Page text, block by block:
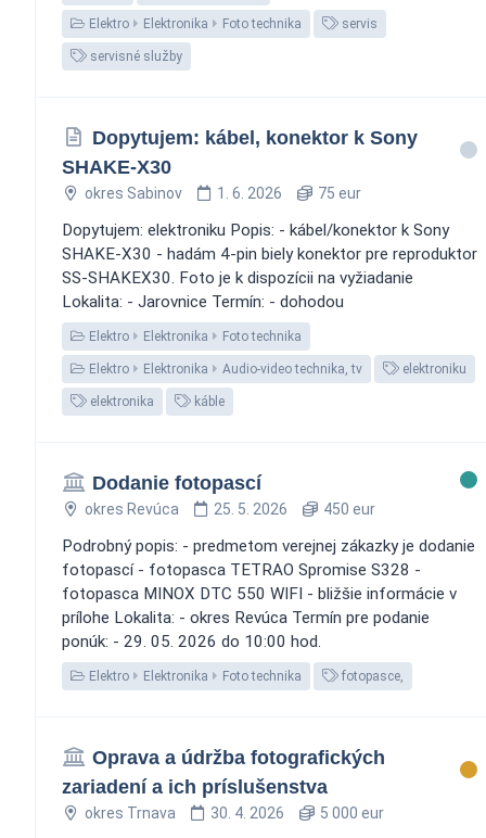
Elektro Elektronika Foto technika servis
servisné služby
Dopytujem: kábel, konektor k Sony
SHAKE-X30
okres Sabinov 1. 6. 2026 75 eur
Dopytujem: elektroniku Popis: - kábel/konektor k Sony
SHAKE-X30 - hadám 4-pin biely konektor pre reproduktor
SS-SHAKEX30. Foto je k dispozícii na vyžiadanie
Lokalita: - Jarovnice Termín: - dohodou
Elektro Elektronika Foto technika
Elektro Elektronika Audio-video technika, tv elektroniku
elektronika káble
Dodanie fotopascí
okres Revúca 25. 5. 2026 450 eur
Podrobný popis: - predmetom verejnej zákazky je dodanie
fotopascí - fotopasca TETRAO Spromise S328 -
fotopasca MINOX DTC 550 WIFI - bližšie informácie v
prílohe Lokalita: - okres Revúca Termín pre podanie
ponúk: - 29. 05. 2026 do 10:00 hod.
Elektro Elektronika Foto technika fotopasce,
Oprava a údržba fotografických
zariadení a ich príslušenstva
okres Trnava 30. 4. 2026 5 000 eur